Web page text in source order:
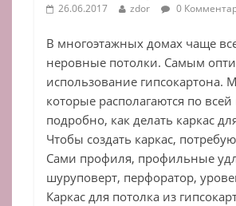
26.06.2017 zdor 0
В многоэтажных домах чаще
неровные потолки. Самым
использование гипсокартона.
которые располагаются по
подробно, как делать каркас
Чтобы создать каркас,
Сами профиля, профильные
шуруповерт, перфоратор,
Каркас для потолка из